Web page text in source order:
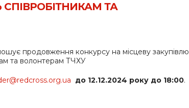
ТА
продовження конкурсу на місцеву закупівлю
та волонтерам ТЧХУ
до 12.12.2024 року до 18:00.